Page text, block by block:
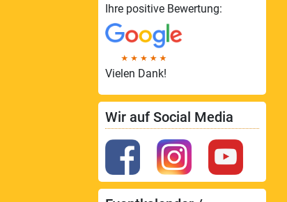
Ihre positive Bewertung:
Vielen Dank!
Wir auf Social Media